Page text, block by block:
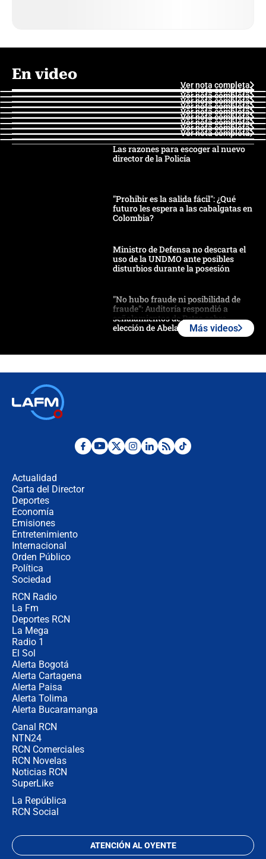
En video
Ver nota completa
Ver nota completa
Ver nota completa
Ver nota completa
Ver nota completa
Ver nota completa
Ver nota completa
Ver nota completa
Ver nota completa
Ver nota completa
Las razones para escoger al nuevo
director de la Policía
"Prohibir es la salida fácil": ¿Qué
futuro les espera a las cabalgatas en
Colombia?
Ministro de Defensa no descarta el
uso de la UNDMO ante posibles
disturbios durante la posesión
"No hubo fraude ni posibilidad de
fraude": Auditoría respondió a
señalamientos de Petro sobre
elección de Abelardo de La Espriella
🔴 EN VIVO | Noticiero La FM con
Más videos
Actualidad
Carta del Director
Deportes
Economía
Emisiones
Entretenimiento
Internacional
Orden Público
Política
Sociedad
RCN Radio
La Fm
Deportes RCN
La Mega
Radio 1
El Sol
Alerta Bogotá
Alerta Cartagena
Alerta Paisa
Alerta Tolima
Alerta Bucaramanga
Canal RCN
NTN24
RCN Comerciales
RCN Novelas
Noticias RCN
SuperLike
La República
RCN Social
ATENCIÓN AL OYENTE